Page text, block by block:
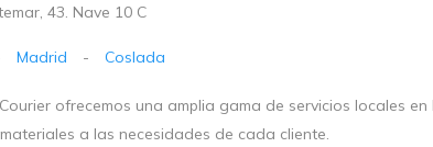
43. Nave 10 C
Madrid - Coslada
ofrecemos una amplia gama de servicios locales
a las necesidades de cada cliente.